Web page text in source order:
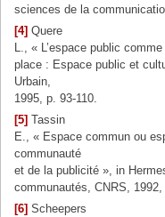
sciences de la
[4] Quere
L., « L’espace public
place : Espace public et
Urbain,
1995, p. 93-110.
[5] Tassin
E., « Espace commun ou
communauté
et de la publicité », in
communautés, CNRS, 1992,
[6] Scheepers